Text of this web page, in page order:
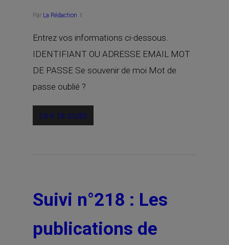
Par La Rédaction
Entrez vos informations ci-dessous.
IDENTIFIANT OU ADRESSE EMAIL MOT
DE PASSE Se souvenir de moi Mot de
passe oublié ?
Lire la suite
Suivi n°218 : Les
publications de